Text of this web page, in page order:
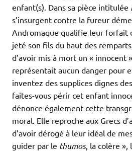
enfant(s). Dans sa pièce intitulée
s’insurgent contre la fureur
Andromaque qualifie leur forfait
jeté son fils du haut des
d’avoir mis à mort un « innocent
représentait aucun danger pour
inventez des supplices dignes
faites-vous périr cet enfant
dénonce également cette
moral. Elle reproche aux Grecs
d’avoir dérogé à leur idéal de
guider par le thumos, la colère »,